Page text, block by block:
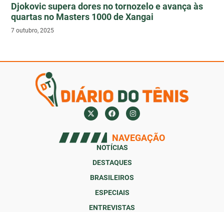
Djokovic supera dores no tornozelo e avança às
quartas no Masters 1000 de Xangai
7 outubro, 2025
NAVEGAÇÃO
NOTÍCIAS
DESTAQUES
BRASILEIROS
ESPECIAIS
ENTREVISTAS